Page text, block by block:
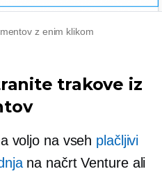
z enim klikom
trakove iz
voljo na vseh plačljivi
na načrt Venture ali